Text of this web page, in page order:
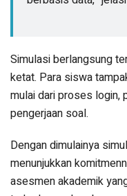
Simulasi berlangsung
ketat. Para siswa
mulai dari proses login,
pengerjaan soal.
Dengan dimulainya
menunjukkan
asesmen akademik